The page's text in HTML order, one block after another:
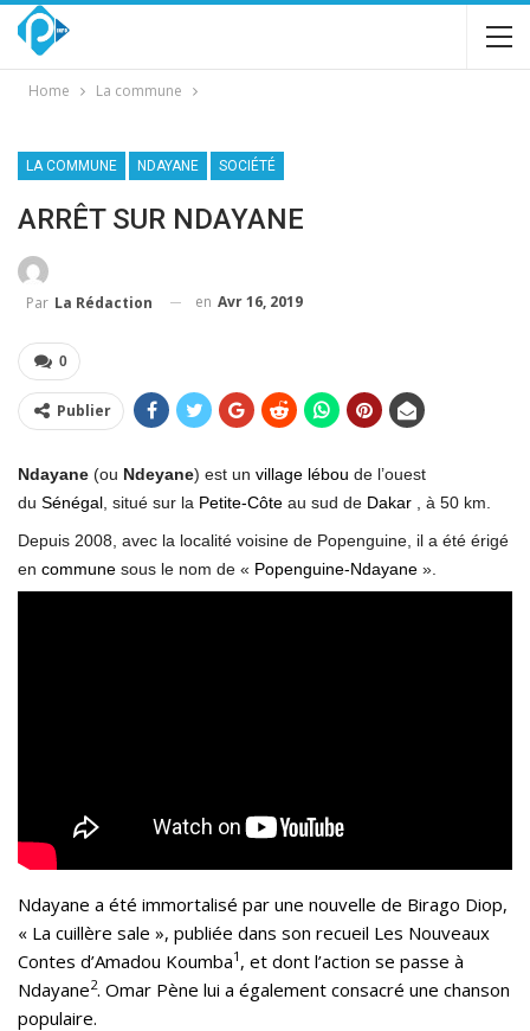
Home La commune
LA COMMUNE NDAYANE SOCIÉTÉ
ARRÊT SUR NDAYANE
Par La Rédaction en Avr 16, 2019
0
Publier
Ndayane (ou Ndeyane) est un village lébou de l’ouest
du Sénégal , situé sur la Petite-Côte au sud de Dakar , à 50 km.
Depuis 2008, avec la localité voisine de Popenguine, il a été érigé
en commune sous le nom de « Popenguine-Ndayane ».
Ndayane a été immortalisé par une nouvelle de Birago Diop,
« La cuillère sale », publiée dans son recueil Les Nouveaux
Contes d’Amadou Koumba1 , et dont l’action se passe à
Ndayane2. Omar Pène lui a également consacré une chanson
populaire.